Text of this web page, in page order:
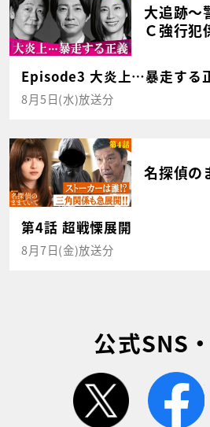
大追跡～
Ｃ強行
Episode3 大炎上…暴走する
8月5日(水)放送分
名探偵の
第4話 超戦慄展開
8月7日(金)放送分
公式SNS
twitter